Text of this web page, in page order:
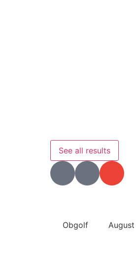
See all results
Obgolf